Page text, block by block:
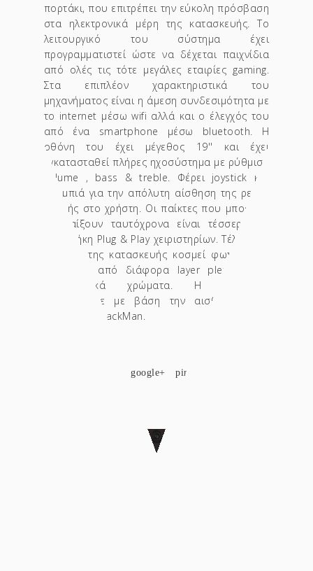
πορτάκι, που επιτρέπει την εύκολη πρόσβαση
στα ηλεκτρονικά μέρη της κατασκευής. Το
λειτουργικό του σύστημα έχει
προγραμματιστεί ώστε να δέχεται παιχνίδια
από ολές τις τότε μεγάλες εταιρίες gaming.
Στα επιπλέον χαρακτηριστικά του
μηχανήματος είναι η άμεση συνδεσιμότητα με
το internet μέσω wifi αλλά και ο έλεγχός του
από ένα smartphone μέσω bluetooth. H
οθόνη του έχει μέγεθος 19'' και έχει
εγκατασταθεί πλήρες ηχοσύστημα με ρύθμιση
volume , bass & treble. Φέρει joystick και
κουμπιά για την απόλυτη αίσθηση της ρετρό
εποχής στο χρήστη. Οι παίκτες που μπορούν
να παίξουν ταυτόχρονα είναι τέσσερις με
προσθήκη Plug & Play χειριστηρίων. Τέλος , τη
μαρκίζα της κατασκευής κοσμεί φωτιζόμενη
επιγραφή από διάφορα layer plexiglas σε
διαφορετικά χρώματα. Η επιγραφή
σχεδιάστηκε με βάση την αισθητική του
παιχνιδιού PackMan.
google+ pinterest